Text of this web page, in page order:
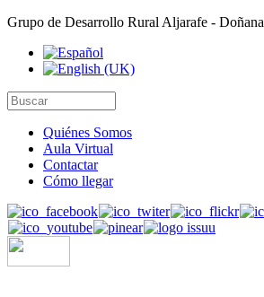
Grupo de Desarrollo Rural Aljarafe - Doñana
Quiénes Somos
Aula Virtual
Contactar
Cómo llegar